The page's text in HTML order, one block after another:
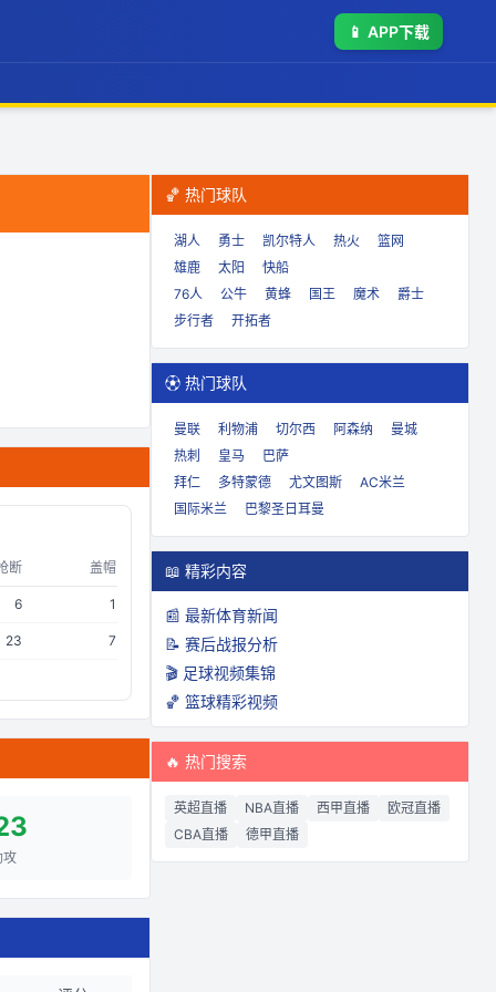
📱 APP下载
断 盖帽
6 1
23 7
攻
🏀 热门球队
湖人 勇士 凯尔特人 热火
篮网
雄鹿
太阳
快船
76人
公牛 黄蜂 国王 魔术
爵士
步行者
开拓者
⚽ 热门球队
曼联 利物浦 切尔西 阿森纳
曼城
热刺
皇马
巴萨
拜仁
多特蒙德 尤文图斯
AC米兰
国际米兰
巴黎圣日耳曼
📖 精彩内容
📰 最新体育新闻
📝 赛后战报分析
🎬 足球视频集锦
🏀 篮球精彩视频
🔥 热门搜索
英超直播 NBA直播 西甲直播
欧冠直播
CBA直播
德甲直播